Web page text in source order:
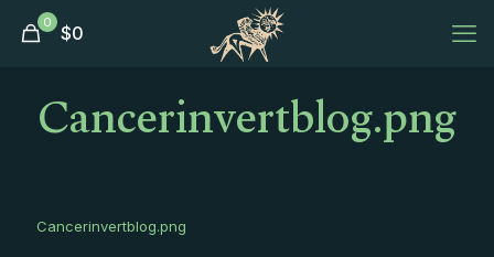
0 $0
Cancerinvertblog.png
Cancerinvertblog.png